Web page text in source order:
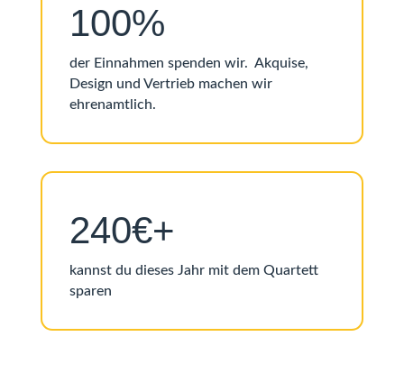
100%
der Einnahmen spenden wir. Akquise,
Design und Vertrieb machen wir
ehrenamtlich.
240€+
kannst du dieses Jahr mit dem Quartett
sparen